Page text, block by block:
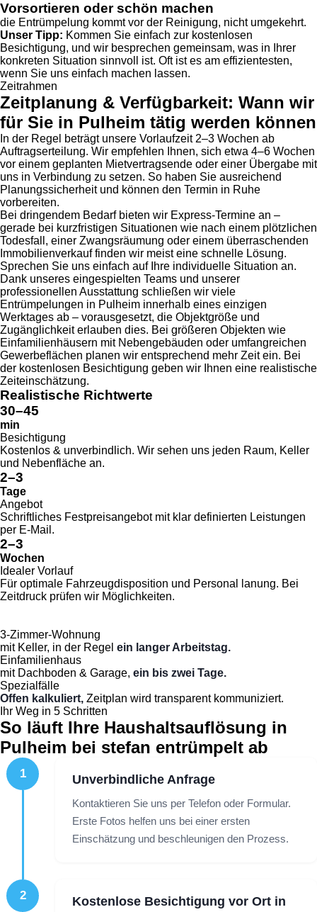
Vorsortieren oder schön machen
die Entrümpelung kommt vor der Reinigung, nicht umgekehrt.
Unser Tipp: Kommen Sie einfach zur kostenlosen
Besichtigung, und wir besprechen gemeinsam, was in Ihrer
konkreten Situation sinnvoll ist. Oft ist es am effizientesten,
wenn Sie uns einfach machen lassen.
Zeitrahmen
Zeitplanung & Verfügbarkeit: Wann wir
für Sie in Pulheim tätig werden können
In der Regel beträgt unsere Vorlaufzeit 2–3 Wochen ab
Auftragserteilung. Wir empfehlen Ihnen, sich etwa 4–6 Wochen
vor einem geplanten Mietvertragsende oder einer Übergabe mit
uns in Verbindung zu setzen. So haben Sie ausreichend
Planungssicherheit und können den Termin in Ruhe
vorbereiten.
Bei dringendem Bedarf bieten wir Express-Termine an –
gerade bei kurzfristigen Situationen wie nach einem plötzlichen
Todesfall, einer Zwangsräumung oder einem überraschenden
Immobilienverkauf finden wir meist eine schnelle Lösung.
Sprechen Sie uns einfach auf Ihre individuelle Situation an.
Dank unseres eingespielten Teams und unserer
professionellen Ausstattung schließen wir viele
Entrümpelungen in Pulheim innerhalb eines einzigen
Werktages ab – vorausgesetzt, die Objektgröße und
Zugänglichkeit erlauben dies. Bei größeren Objekten wie
Einfamilienhäusern mit Nebengebäuden oder umfangreichen
Gewerbeflächen planen wir entsprechend mehr Zeit ein. Bei
der kostenlosen Besichtigung geben wir Ihnen eine realistische
Zeiteinschätzung.
Realistische Richtwerte
30–45
min
Besichtigung
Kostenlos & unverbindlich. Wir sehen uns jeden Raum, Keller
und Nebenfläche an.
2–3
Tage
Angebot
Schriftliches Festpreisangebot mit klar definierten Leistungen
per E-Mail.
2–3
Wochen
Idealer Vorlauf
Für optimale Fahrzeug­disposition und Personal­ lanung. Bei
Zeitdruck prüfen wir Möglichkeiten.
3-Zimmer-Wohnung
mit Keller, in der Regel ein langer Arbeitstag.
Einfamilienhaus
mit Dachboden & Garage, ein bis zwei Tage.
Spezialfälle
Offen kalkuliert, Zeitplan wird transparent kommuniziert.
Ihr Weg in 5 Schritten
So läuft Ihre Haushaltsauflösung in
Pulheim bei stefan entrümpelt ab
1 Unverbindliche Anfrage
Kontaktieren Sie uns per Telefon oder Formular.
Erste Fotos helfen uns bei einer ersten
Einschätzung und beschleunigen den Prozess.
2
Kostenlose Besichtigung vor Ort in